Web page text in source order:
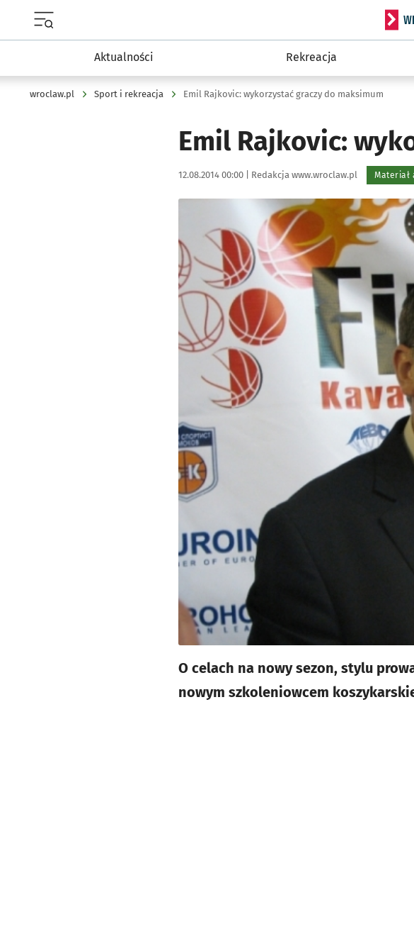
Aktualności Rekreacja
wroclaw.pl Sport i rekreacja Emil Rajkovic: wykorzystać graczy do maksimum
Emil Rajkovic:
Data publikacji:
12.08.2014 00:00 | Autor:
Redakcja www.wroclaw.pl Materiał
Kliknij, aby powiększyć
O celach na nowy sezon, stylu
nowym szkoleniowcem